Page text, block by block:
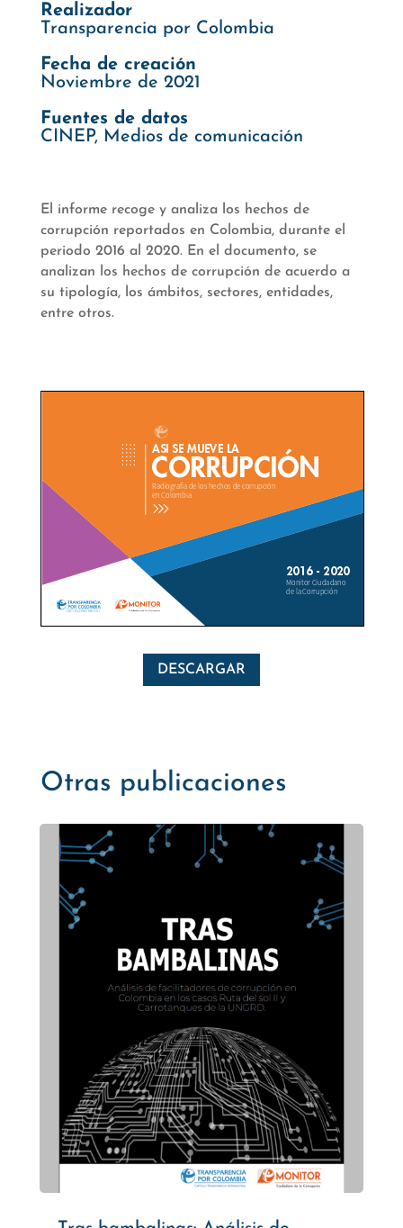
Realizador
Transparencia por Colombia
Fecha de creación
Noviembre de 2021
Fuentes de datos
CINEP, Medios de comunicación
El informe recoge y analiza los hechos de
corrupción reportados en Colombia, durante el
periodo 2016 al 2020. En el documento, se
analizan los hechos de corrupción de acuerdo a
su tipología, los ámbitos, sectores, entidades,
entre otros.
DESCARGAR
Otras publicaciones